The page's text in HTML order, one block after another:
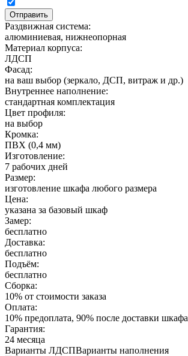
Раздвижная система:
алюминиевая, нижнеопорная
Материал корпуса:
ЛДСП
Фасад:
на ваш выбор (зеркало, ДСП, витраж и др.)
Внутреннее наполнение:
стандартная комплектация
Цвет профиля:
на выбор
Кромка:
ПВХ (0,4 мм)
Изготовление:
7 рабочих дней
Размер:
изготовление шкафа любого размера
Цена:
указана за базовый шкаф
Замер:
бесплатно
Доставка:
бесплатно
Подъём:
бесплатно
Сборка:
10% от стоимости заказа
Оплата:
10% предоплата, 90% после доставки шкафа
Гарантия:
24 месяца
Варианты ЛДСПВарианты наполнения